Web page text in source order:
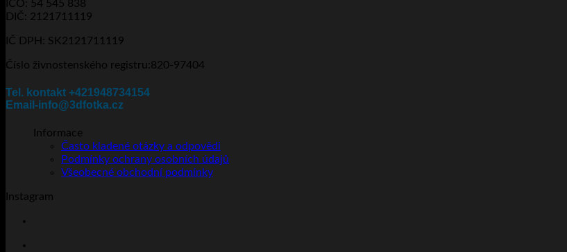
vybrat
na
produktu
IČO: 54 545 838
DIČ: 2121711119
IČ DPH: SK2121711119
Číslo živnostenského registru:820-97404
Tel. kontakt +421948734154
Email-info@3dfotka.cz
Informace
Často kladené otázky a odpovědi
Podmínky ochrany osobních údajů
Všeobecné obchodní podmínky
Instagram